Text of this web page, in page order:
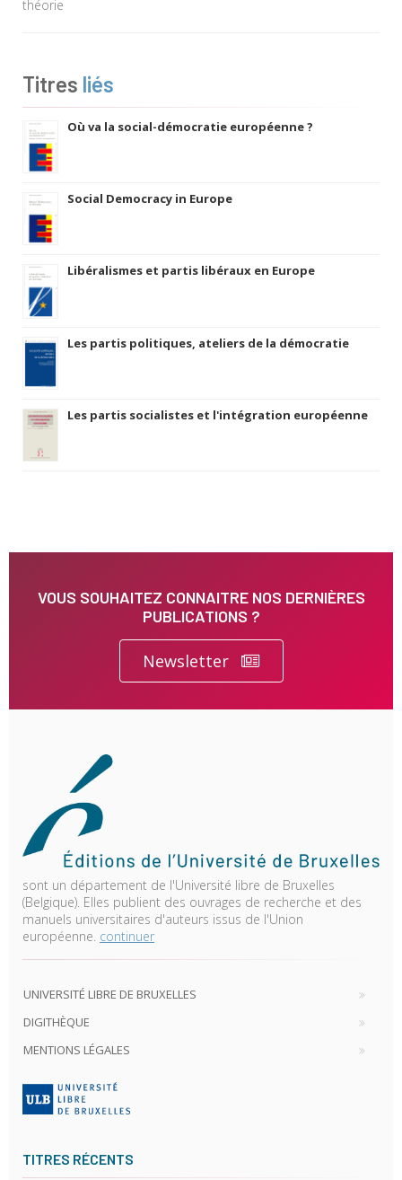
théorie
Titres liés
Où va la social-démocratie européenne ?
Social Democracy in Europe
Libéralismes et partis libéraux en Europe
Les partis politiques, ateliers de la démocratie
Les partis socialistes et l'intégration européenne
VOUS SOUHAITEZ CONNAITRE NOS DERNIÈRES
PUBLICATIONS ?
Newsletter
sont un département de l'Université libre de Bruxelles
(Belgique). Elles publient des ouvrages de recherche et des
manuels universitaires d'auteurs issus de l'Union
européenne. continuer
UNIVERSITÉ LIBRE DE BRUXELLES
DIGITHÈQUE
MENTIONS LÉGALES
TITRES RÉCENTS